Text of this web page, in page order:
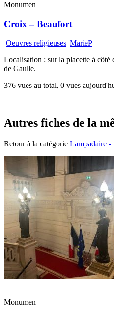
Monumen
Croix – Beaufort
Oeuvres religieuses| MarieP
Localisation : sur la placette à côté
de Gaulle.
376 vues au total, 0 vues
Autres fiches de la
Retour à la catégorie Lampadaire -
Monumen